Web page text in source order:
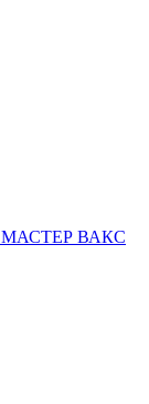
МАСТЕР ВАКС